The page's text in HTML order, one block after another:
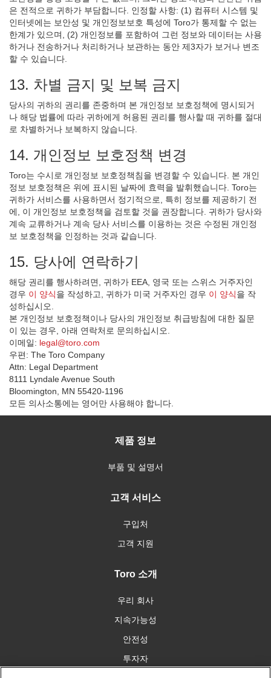
은 전적으로 귀하가 부담합니다. 인정할 사항: (1) 컴퓨터 시스템 및
인터넷에는 보안성 및 개인정보보호 특성에 Toro가 통제할 수 없는
한계가 있으며, (2) 개인정보를 포함하여 그런 정보와 데이터는 사용
하거나 전송하거나 처리하거나 보관하는 동안 제3자가 보거나 변조
할 수 있습니다.
13. 차별 금지 및 보복 금지
당사의 귀하의 권리를 존중하며 본 개인정보 보호정책에 명시되거
나 해당 법률에 따라 귀하에게 허용된 권리를 행사할 때 귀하를 절대
로 차별하거나 보복하지 않습니다.
14. 개인정보 보호정책 변경
Toro는 수시로 개인정보 보호정책침을 변경할 수 있습니다. 본 개인
정보 보호정책은 위에 표시된 날짜에 효력을 발휘했습니다. Toro는
귀하가 서비스를 사용하면서 정기적으로, 특히 정보를 제공하기 전
에, 이 개인정보 보호정책을 검토할 것을 권장합니다. 귀하가 당사와
계속 교류하거나 계속 당사 서비스를 이용하는 것은 수정된 개인정
보 보호정책을 인정하는 것과 같습니다.
15. 당사에 연락하기
해당 권리를 행사하려면, 귀하가 EEA, 영국 또는 스위스 거주자인
경우 이 양식을 작성하고, 귀하가 미국 거주자인 경우 이 양식을 작
성하십시오.
본 개인정보 보호정책이나 당사의 개인정보 취급방침에 대한 질문
이 있는 경우, 아래 연락처로 문의하십시오.
이메일: legal@toro.com
우편: The Toro Company
Attn: Legal Department
8111 Lyndale Avenue South
Bloomington, MN 55420-1196
모든 의사소통에는 영어만 사용해야 합니다.
제품 정보
부품 및 설명서
고객 서비스
구입처
고객 지원
Toro 소개
우리 회사
지속가능성
안전성
투자자